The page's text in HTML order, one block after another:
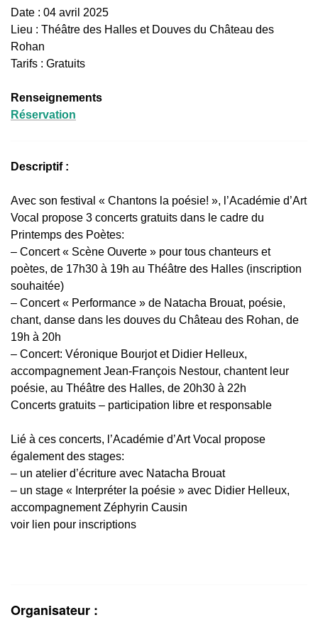
Date : 04 avril 2025
Lieu : Théâtre des Halles et Douves du Château des
Rohan
Tarifs : Gratuits
Renseignements
Réservation
Descriptif :
Avec son festival « Chantons la poésie! », l’Académie d’Art
Vocal propose 3 concerts gratuits dans le cadre du
Printemps des Poètes:
– Concert « Scène Ouverte » pour tous chanteurs et
poètes, de 17h30 à 19h au Théâtre des Halles (inscription
souhaitée)
– Concert « Performance » de Natacha Brouat, poésie,
chant, danse dans les douves du Château des Rohan, de
19h à 20h
– Concert: Véronique Bourjot et Didier Helleux,
accompagnement Jean-François Nestour, chantent leur
poésie, au Théâtre des Halles, de 20h30 à 22h
Concerts gratuits – participation libre et responsable
Lié à ces concerts, l’Académie d’Art Vocal propose
également des stages:
– un atelier d’écriture avec Natacha Brouat
– un stage « Interpréter la poésie » avec Didier Helleux,
accompagnement Zéphyrin Causin
voir lien pour inscriptions
Organisateur :